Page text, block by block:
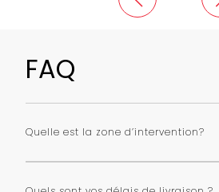
FAQ
Quelle est la zone d’intervention?
de tarifs. Nous pouvons livrer toute